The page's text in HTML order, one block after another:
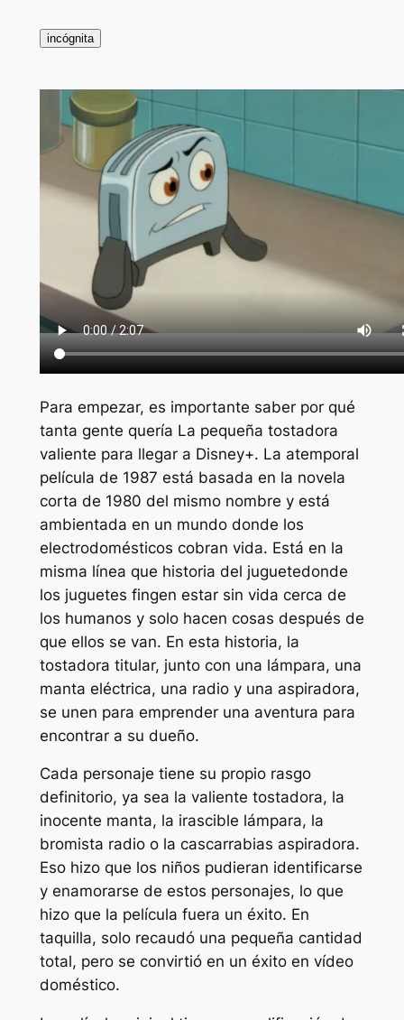
incógnita
Para empezar, es importante saber por qué
tanta gente quería La pequeña tostadora
valiente para llegar a Disney+. La atemporal
película de 1987 está basada en la novela
corta de 1980 del mismo nombre y está
ambientada en un mundo donde los
electrodomésticos cobran vida. Está en la
misma línea que historia del juguetedonde
los juguetes fingen estar sin vida cerca de
los humanos y solo hacen cosas después de
que ellos se van. En esta historia, la
tostadora titular, junto con una lámpara, una
manta eléctrica, una radio y una aspiradora,
se unen para emprender una aventura para
encontrar a su dueño.
Cada personaje tiene su propio rasgo
definitorio, ya sea la valiente tostadora, la
inocente manta, la irascible lámpara, la
bromista radio o la cascarrabias aspiradora.
Eso hizo que los niños pudieran identificarse
y enamorarse de estos personajes, lo que
hizo que la película fuera un éxito. En
taquilla, solo recaudó una pequeña cantidad
total, pero se convirtió en un éxito en vídeo
doméstico.